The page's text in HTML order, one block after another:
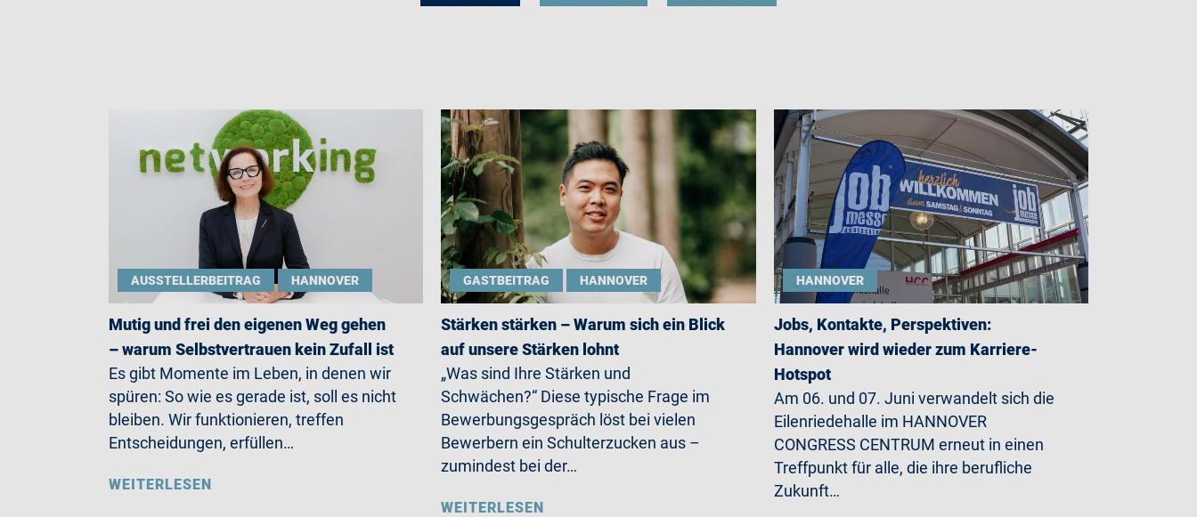
AUSSTELLERBEITRAG HANNOVER
Mutig und frei den eigenen Weg gehen
– warum Selbstvertrauen kein Zufall ist
Es gibt Momente im Leben, in denen wir
spüren: So wie es gerade ist, soll es nicht
bleiben. Wir funktionieren, treffen
Entscheidungen, erfüllen…
WEITERLESEN
GASTBEITRAG HANNOVER
Stärken stärken – Warum sich ein Blick
auf unsere Stärken lohnt
„Was sind Ihre Stärken und
Schwächen?“ Diese typische Frage im
Bewerbungsgespräch löst bei vielen
Bewerbern ein Schulterzucken aus –
zumindest bei der…
WEITERLESEN
HANNOVER
Jobs, Kontakte, Perspektiven:
Hannover wird wieder zum Karriere-
Hotspot
Am 06. und 07. Juni verwandelt sich die
Eilenriedehalle im HANNOVER
CONGRESS CENTRUM erneut in einen
Treffpunkt für alle, die ihre berufliche
Zukunft…